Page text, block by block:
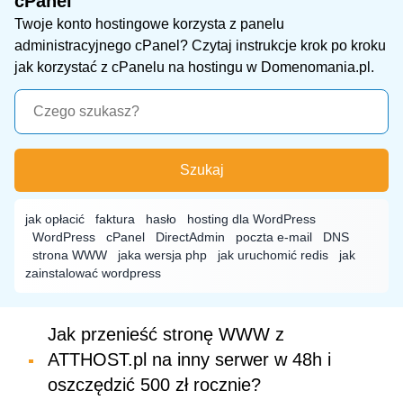
Twoje konto hostingowe korzysta z panelu
administracyjnego cPanel? Czytaj instrukcje krok po kroku
jak korzystać z cPanelu na hostingu w Domenomania.pl.
Szukaj
jak opłacić faktura hasło
hosting dla WordPress
WordPress
cPanel DirectAdmin poczta e-mail
DNS
strona WWW
jaka wersja php jak uruchomić redis
jak
zainstalować wordpress
Jak przenieść stronę WWW z
ATTHOST.pl na inny serwer w 48h i
oszczędzić 500 zł rocznie?